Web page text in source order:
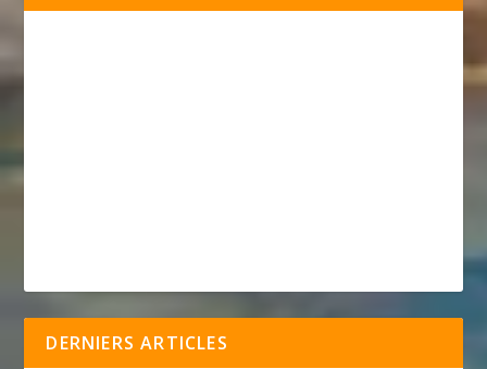
DERNIERS ARTICLES